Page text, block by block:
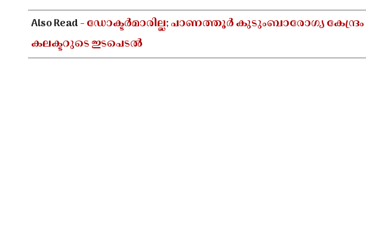
Also Read -ഡോക്ടർമാരില്ല; പാണത്തൂർ കുടുംബാരോഗ്യ കേന്ദ്രം
കലക്ടറുടെ ഇടപെടൽ